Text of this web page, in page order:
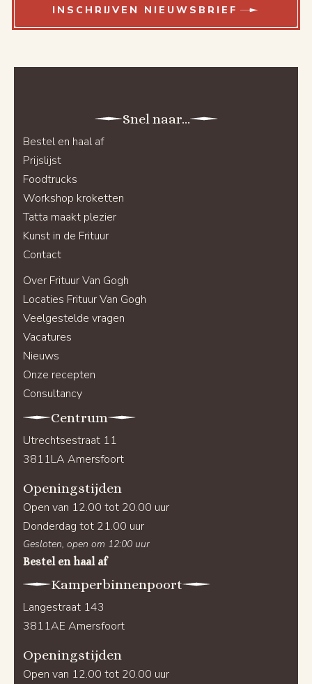
INSCHRIJVEN NIEUWSBRIEF
Snel naar...
Bestel en haal af
Prijslijst
Foodtrucks
Workshop kroketten
Tatta maakt plezier
Kunst in de Frituur
Contact
Over Frituur Van Gogh
Locaties Frituur Van Gogh
Veelgestelde vragen
Vacatures
Nieuws
Onze recepten
Consultancy
Centrum
Utrechtsestraat 11
3811LA Amersfoort
Openingstijden
Open van 12.00 tot 20.00 uur
Donderdag tot 21.00 uur
Gesloten, open om 12:00 uur
Bestel en haal af
Kamperbinnenpoort
Langestraat 143
3811AE Amersfoort
Openingstijden
Open van 12.00 tot 20.00 uur